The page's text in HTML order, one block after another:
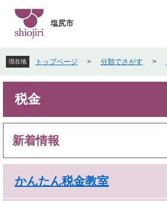
先
頭
で
を
飛
ば
本
塩尻市
現在地 トップページ > 分類でさがす >
税金
新着情報
かんたん税金教室